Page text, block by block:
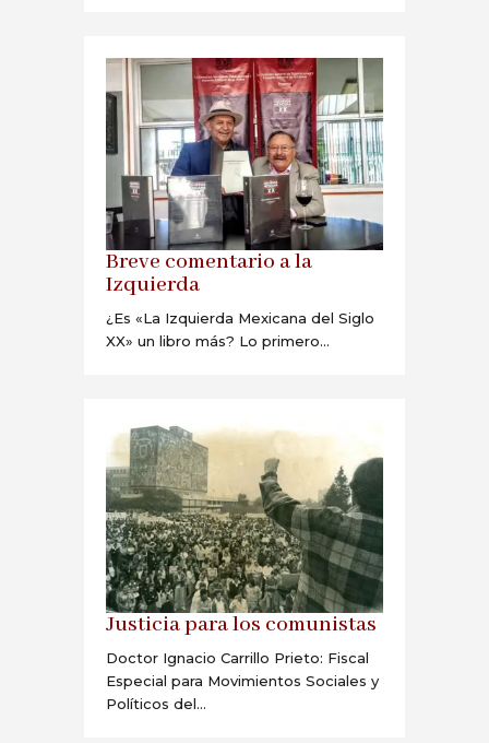
Breve comentario a la
Izquierda
¿Es «La Izquierda Mexicana del Siglo
XX» un libro más? Lo primero...
Justicia para los comunistas
Doctor Ignacio Carrillo Prieto: Fiscal
Especial para Movimientos Sociales y
Políticos del...